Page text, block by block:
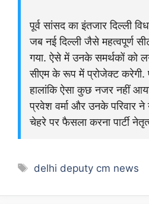
पूर्व सांसद का इंतजार दिल्ली
जब नई दिल्ली जैसे महत्वपूर्ण
गया. ऐसे में उनके समर्थकों को
सीएम के रूप में प्रोजेक्ट करेगी.
हालांकि ऐसा कुछ नजर नहीं
प्रवेश वर्मा और उनके परिवार
चेहरे पर फैसला करना पार्टी
Tags
delhi deputy cm news